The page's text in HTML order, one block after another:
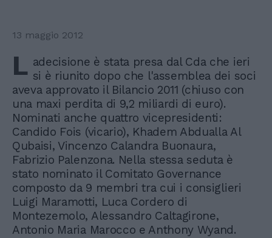
13 maggio 2012
L adecisione è stata presa dal Cda che ieri
si è riunito dopo che l'assemblea dei soci
aveva approvato il Bilancio 2011 (chiuso con
una maxi perdita di 9,2 miliardi di euro).
Nominati anche quattro vicepresidenti:
Candido Fois (vicario), Khadem Abdualla Al
Qubaisi, Vincenzo Calandra Buonaura,
Fabrizio Palenzona. Nella stessa seduta è
stato nominato il Comitato Governance
composto da 9 membri tra cui i consiglieri
Luigi Maramotti, Luca Cordero di
Montezemolo, Alessandro Caltagirone,
Antonio Maria Marocco e Anthony Wyand.